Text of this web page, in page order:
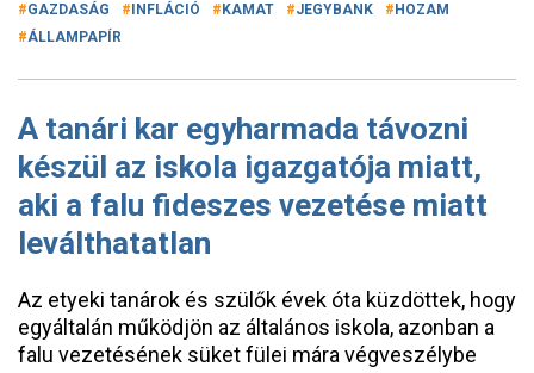
GAZDASÁG INFLÁCIÓ KAMAT JEGYBANK
HOZAM
ÁLLAMPAPÍR
A tanári kar egyharmada távozni
készül az iskola igazgatója miatt,
aki a falu fideszes vezetése miatt
leválthatatlan
Az etyeki tanárok és szülők évek óta küzdöttek, hogy
egyáltalán működjön az általános iskola, azonban a
falu vezetésének süket fülei mára végveszélybe